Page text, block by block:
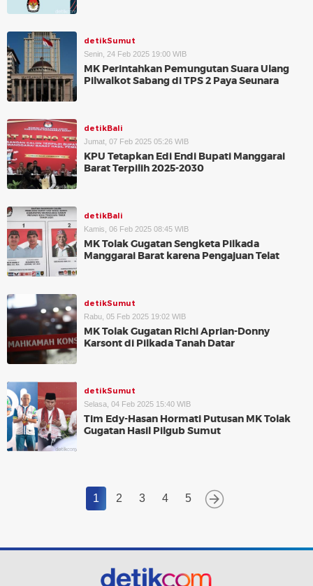
detikSumut
Senin, 24 Feb 2025 19:00 WIB
MK Perintahkan Pemungutan Suara Ulang
Pilwalkot Sabang di TPS 2 Paya Seunara
detikBali
Jumat, 07 Feb 2025 05:26 WIB
KPU Tetapkan Edi Endi Bupati Manggarai
Barat Terpilih 2025-2030
detikBali
Kamis, 06 Feb 2025 08:45 WIB
MK Tolak Gugatan Sengketa Pilkada
Manggarai Barat karena Pengajuan Telat
detikSumut
Rabu, 05 Feb 2025 19:02 WIB
MK Tolak Gugatan Richi Aprian-Donny
Karsont di Pilkada Tanah Datar
detikSumut
Selasa, 04 Feb 2025 15:40 WIB
Tim Edy-Hasan Hormati Putusan MK Tolak
Gugatan Hasil Pilgub Sumut
1 2 3 4 5